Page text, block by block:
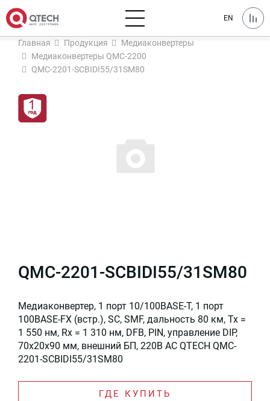
EN
Главная Продукция
Медиаконвертеры
Медиаконвертеры QMC-2200
QMC-2201-SCBIDI55/31SM80
QMC-2201-SCBIDI55/31SM80
Медиаконвертер, 1 порт 10/100BASE-T, 1 порт
100BASE-FX (встр.), SC, SMF, дальность 80 км, Tx =
1 550 нм, Rx = 1 310 нм, DFB, PIN, управление DIP,
70x20x90 мм, внешний БП, 220В AC QTECH QMC-
2201-SCBIDI55/31SM80
ГДЕ КУПИТЬ